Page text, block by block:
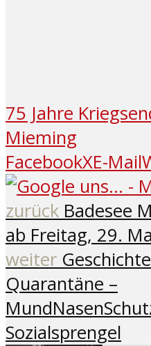
75 Jahre
Mieming
FacebookXE-Mail
zurück Badesee
ab Freitag, 29.
weiter
Quarantäne –
Sozialsprengel